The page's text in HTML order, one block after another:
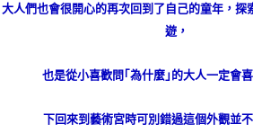
大人們也會很開心的再次回到了自己的童年，探
遊，
也是從小喜歡問｢為什麼｣的大人一定會
下回來到藝術宮時可別錯過這個外觀並